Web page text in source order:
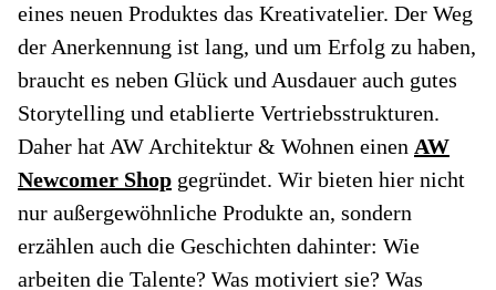
eines neuen Produktes das Kreativatelier. Der Weg
der Anerkennung ist lang, und um Erfolg zu haben,
braucht es neben Glück und Ausdauer auch gutes
Storytelling und etablierte Vertriebsstrukturen.
Daher hat AW Architektur & Wohnen einen AW
Newcomer Shop gegründet. Wir bieten hier nicht
nur außergewöhnliche Produkte an, sondern
erzählen auch die Geschichten dahinter: Wie
arbeiten die Talente? Was motiviert sie? Was